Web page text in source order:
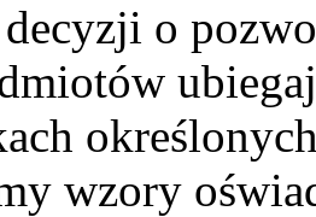
decyzji o
wzory